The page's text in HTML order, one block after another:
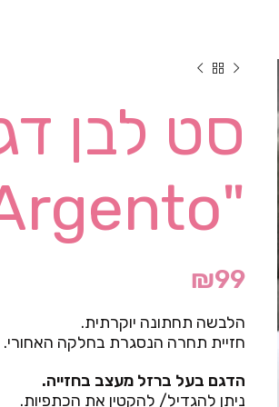
סט לבן
"Argento"
₪99
הלבשה תחתונה יוקרתית.
חזיית תחרה הנסגרת בחלקה האחורי.
הדגם בעל ברזל מעצב בחזייה.
ניתן להגדיל/ להקטין את הכתפיות.